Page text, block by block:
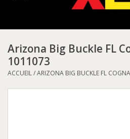
Converse
Kickers
Birkenstock
Arizona Big Buckle FL
1011073
ACCUEIL/ARIZONA BIG BUCKLE FL